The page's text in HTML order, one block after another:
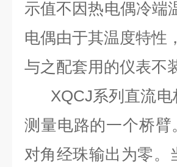
示值不因热电偶冷端
电偶由于其温度特性
与之配套用的仪表不
XQCJ系列直流电
测量电路的一个桥
对角经珠输出为零。